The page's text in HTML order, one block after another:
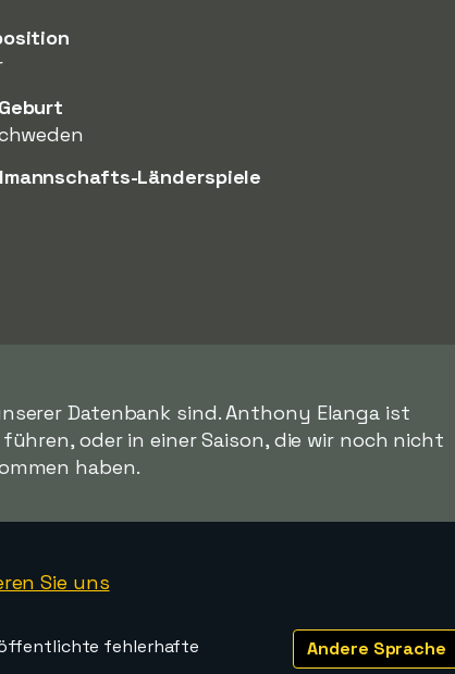
Länderspiele
Datenbank sind. Anthony Elanga ist
oder in einer Saison, die wir noch nicht
haben.
Sie uns
Andere Sprache
fehlerhafte